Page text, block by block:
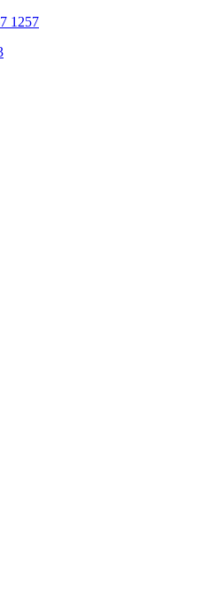
1257